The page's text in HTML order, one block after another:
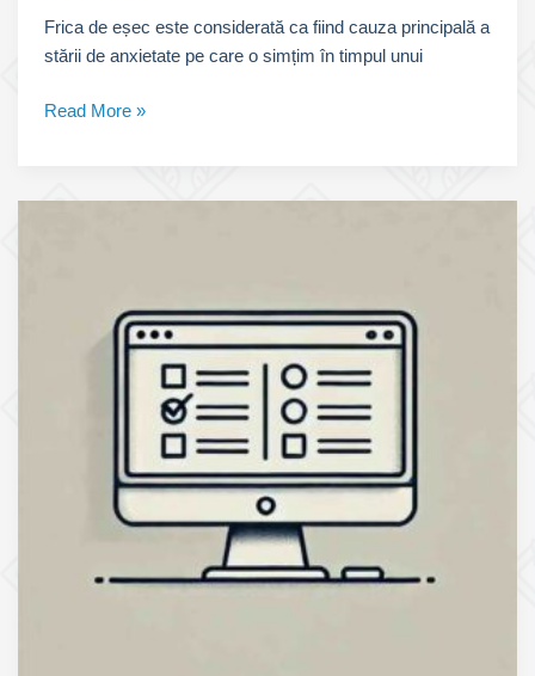
Frica de eșec este considerată ca fiind cauza principală a
stării de anxietate pe care o simțim în timpul unui
Emoții
auto
reduci?
Read More »